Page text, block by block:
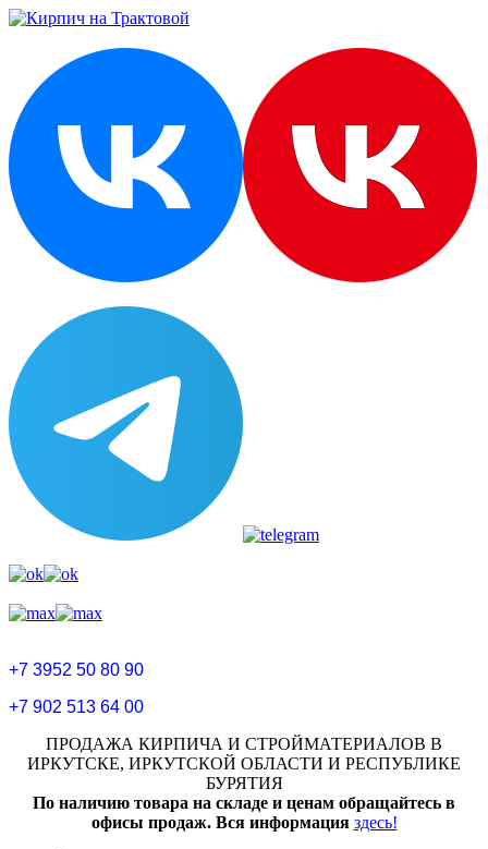
+7 3952 50 80 90
+7 902 513 64 00
ПРОДАЖА КИРПИЧА И СТРОЙМАТЕРИАЛОВ В
ИРКУТСКЕ, ИРКУТСКОЙ ОБЛАСТИ И РЕСПУБЛИКЕ
БУРЯТИЯ
По наличию товара на складе и ценам обращайтесь в
офисы продаж. Вся информация здесь!